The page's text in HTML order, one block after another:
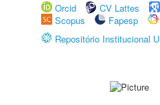
Orcid
CV Lattes
Scopus
Fapesp
Repositório Institucional